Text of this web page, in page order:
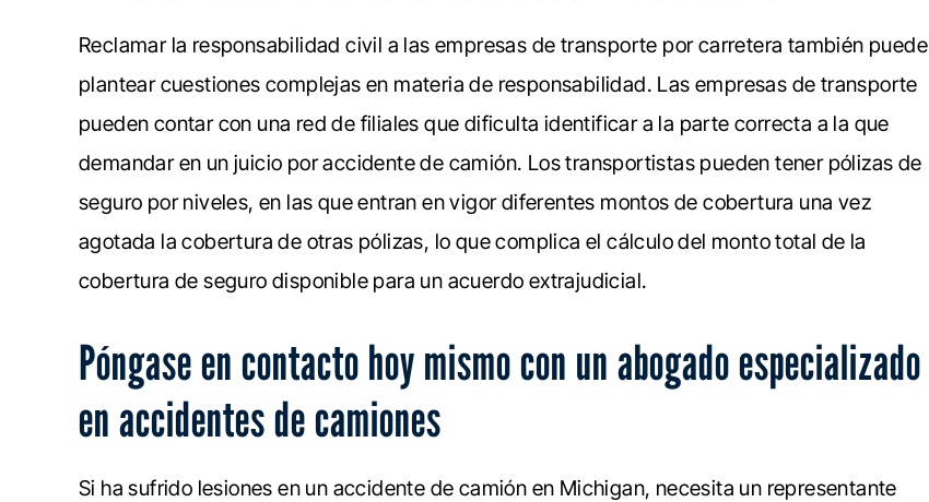
Reclamar la responsabilidad civil a las empresas de transporte por carretera también puede
plantear cuestiones complejas en materia de responsabilidad. Las empresas de transporte
pueden contar con una red de filiales que dificulta identificar a la parte correcta a la que
demandar en un juicio por accidente de camión. Los transportistas pueden tener pólizas de
seguro por niveles, en las que entran en vigor diferentes montos de cobertura una vez
agotada la cobertura de otras pólizas, lo que complica el cálculo del monto total de la
cobertura de seguro disponible para un acuerdo extrajudicial.
Póngase en contacto hoy mismo con un abogado especializado
en accidentes de camiones
Si ha sufrido lesiones en un accidente de camión en Michigan, necesita un representante